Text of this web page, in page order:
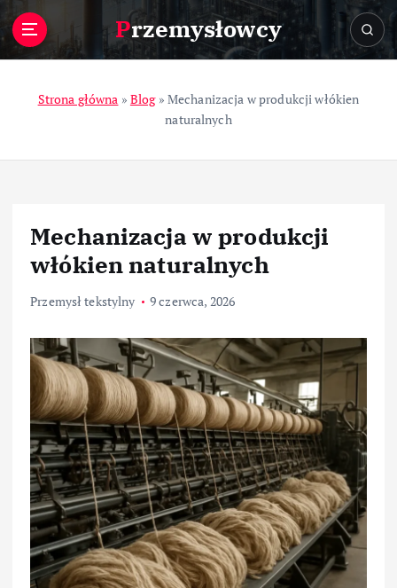
Przemysłowcy
Strona główna » Blog» Mechanizacja w produkcji włókien
naturalnych
Mechanizacja w produkcji
włókien naturalnych
Przemysł tekstylny 9 czerwca, 2026